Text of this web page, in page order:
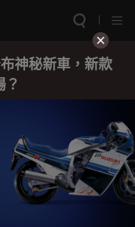
神秘新車，新款
？